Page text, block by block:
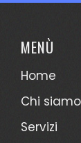
MENÙ
Home
Chi siamo
Servizi